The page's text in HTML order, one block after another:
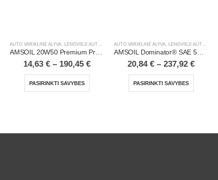
AUTO VARIKLINĖ ALYVA, LENGVIEJI AUTOMOBILIAI
AMSOIL 20W50 Premium Protection 100% Synthetic Motor Oil
14,63 € – 190,45 €
PASIRINKTI SAVYBES
AUTO VARIKLINĖ ALYVA, LENGVIEJI AUTOMOBILIAI
AMSOIL Dominator® SAE 5W20 Synthetic Racing Oil
20,84 € – 237,92 €
PASIRINKTI SAVYBES